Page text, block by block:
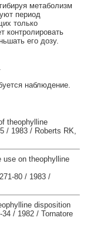
метаболизм
период
только
контролировать
его дозу.
наблюдение.
theophylline
/ 1983 / Roberts RK,
use on theophylline
80 / 1983 /
disposition
/ 1982 / Tornatore